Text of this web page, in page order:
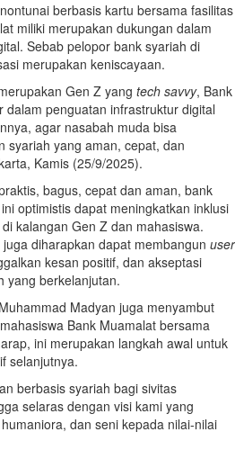
berbasis kartu bersama fasilitas
miliki merupakan dukungan dalam
Sebab pelopor bank syariah di
merupakan keniscayaan.
Gen Z yang tech savvy, Bank
dalam penguatan infrastruktur digital
agar nasabah muda bisa
syariah yang aman, cepat, dan
Kamis (25/9/2025).
bagus, cepat dan aman, bank
optimistis dapat meningkatkan inklusi
kalangan Gen Z dan mahasiswa.
diharapkan dapat membangun user
kesan positif, dan akseptasi
yang berkelanjutan.
Madyan juga menyambut
Bank Muamalat bersama
ini merupakan langkah awal untuk
selanjutnya.
berbasis syariah bagi sivitas
selaras dengan visi kami yang
dan seni kepada nilai-nilai